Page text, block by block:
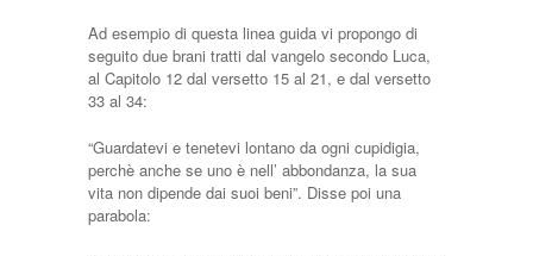
Ad esempio di questa linea guida vi propongo di
seguito due brani tratti dal vangelo secondo Luca,
al Capitolo 12 dal versetto 15 al 21, e dal versetto
33 al 34:
“Guardatevi e tenetevi lontano da ogni cupidigia,
perchè anche se uno è nell’ abbondanza, la sua
vita non dipende dai suoi beni”. Disse poi una
parabola: